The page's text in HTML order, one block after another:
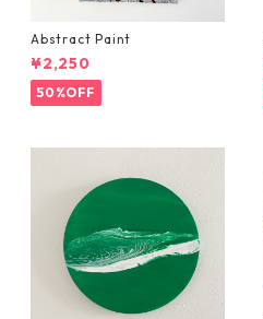
Abstract Paint
¥2,250
50%OFF